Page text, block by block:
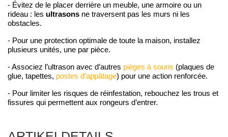
- Évitez de le placer derrière un meuble, une armoire ou un
rideau : les ultrasons ne traversent pas les murs ni les
obstacles.
- Pour une protection optimale de toute la maison, installez
plusieurs unités, une par pièce.
- Associez l’ultrason avec d’autres pièges à souris (plaques de
glue, tapettes, postes d’appâtage) pour une action renforcée.
- Pour limiter les risques de réinfestation, rebouchez les trous et
fissures qui permettent aux rongeurs d’entrer.